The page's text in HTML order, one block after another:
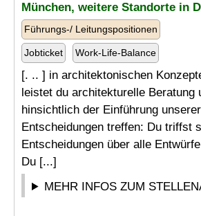
München, weitere Standorte in
Führungs-/ Leitungspositionen
Jobticket Work-Life-Balance
[. .. ] in architektonischen
leistet du architekturelle Beratung
hinsichtlich der Einführung
Entscheidungen treffen: Du triffst
Entscheidungen über alle
Du [...]
MEHR INFOS ZUM